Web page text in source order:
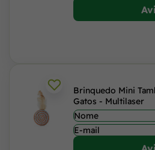
Brinquedo Mini
Gatos - Multilaser